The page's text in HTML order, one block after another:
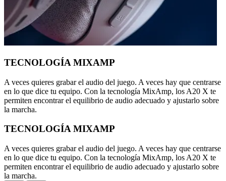
TECNOLOGÍA MIXAMP
A veces quieres grabar el audio del juego. A veces hay que centrarse
en lo que dice tu equipo. Con la tecnología MixAmp, los A20 X te
permiten encontrar el equilibrio de audio adecuado y ajustarlo sobre
la marcha.
TECNOLOGÍA MIXAMP
A veces quieres grabar el audio del juego. A veces hay que centrarse
en lo que dice tu equipo. Con la tecnología MixAmp, los A20 X te
permiten encontrar el equilibrio de audio adecuado y ajustarlo sobre
la marcha.